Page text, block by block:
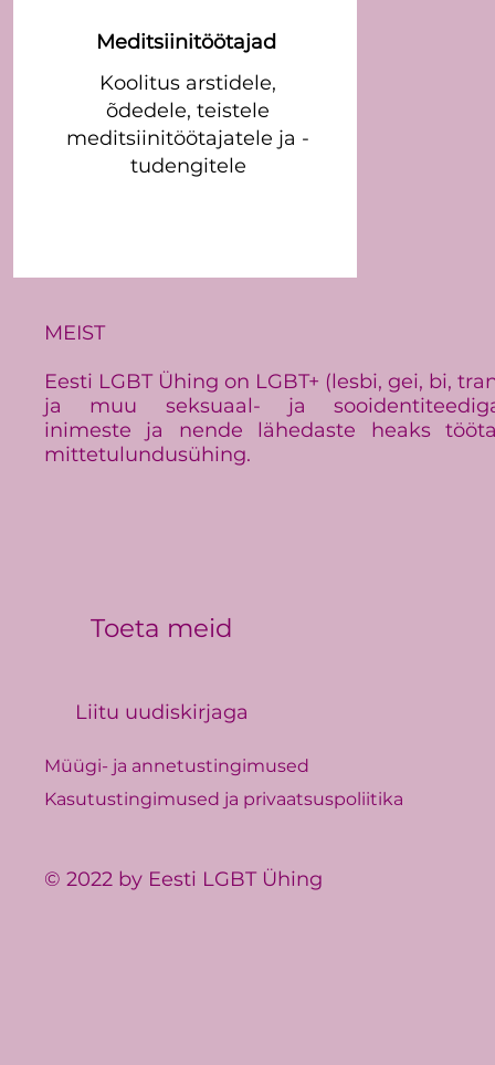
Meditsiinitöötajad
Koolitus arstidele,
õdedele, teistele
meditsiinitöötajatele ja -
tudengitele
MEIST
Eesti LGBT Ühing on LGBT+ (lesbi, gei, bi,
ja muu seksuaal- ja
inimeste ja nende lähedaste heaks
mittetulundusühing.
Toeta meid
Liitu uudiskirjaga
Müügi- ja annetustingimused
Kasutustingimused ja privaatsuspoliitika
© 2022 by Eesti LGBT Ühing